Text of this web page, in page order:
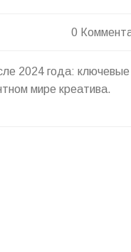
0
2024 года:
мире креатива.